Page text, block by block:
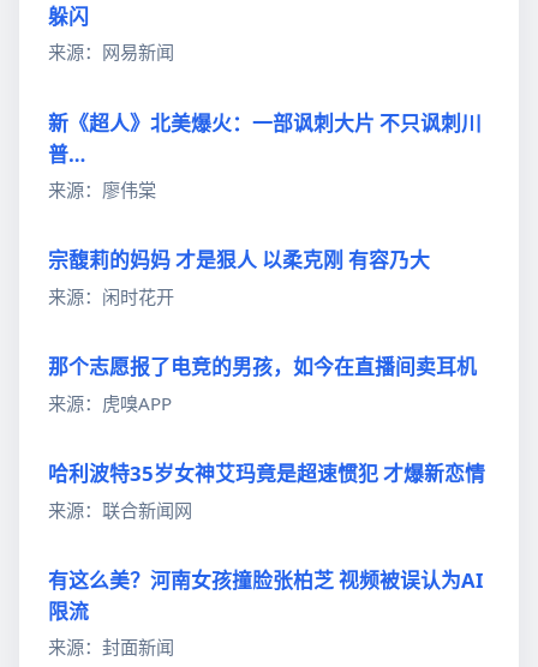
躲闪
来源：网易新闻
新《超人》北美爆火：一部讽刺大片 不只讽刺川
普…
来源：廖伟棠
宗馥莉的妈妈 才是狠人 以柔克刚 有容乃大
来源：闲时花开
那个志愿报了电竞的男孩，如今在直播间卖耳机
来源：虎嗅APP
哈利波特35岁女神艾玛竟是超速惯犯 才爆新恋情
来源：联合新闻网
有这么美？河南女孩撞脸张柏芝 视频被误认为AI
限流
来源：封面新闻